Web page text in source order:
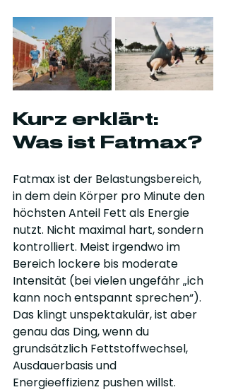
Kurz erklärt:
Was ist Fatmax?
Fatmax ist der Belastungsbereich,
in dem dein Körper pro Minute den
höchsten Anteil Fett als Energie
nutzt. Nicht maximal hart, sondern
kontrolliert. Meist irgendwo im
Bereich lockere bis moderate
Intensität (bei vielen ungefähr „ich
kann noch entspannt sprechen“).
Das klingt unspektakulär, ist aber
genau das Ding, wenn du
grundsätzlich Fettstoffwechsel,
Ausdauerbasis und
Energieeffizienz pushen willst.